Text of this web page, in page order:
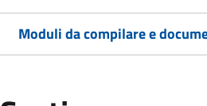
Moduli da compilare e